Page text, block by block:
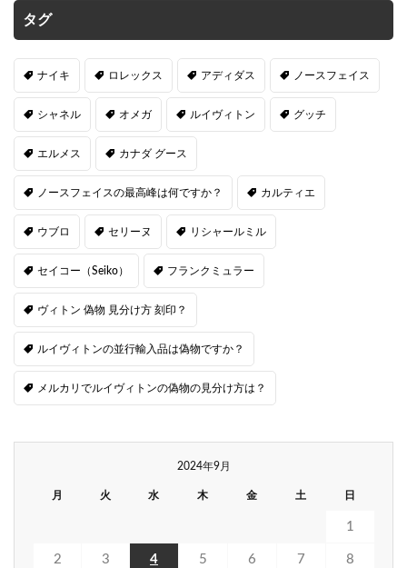
タグ
ナイキ ロレックス アディダス ノースフェイス
シャネル オメガ ルイヴィトン グッチ
エルメス カナダ グース
ノースフェイスの最高峰は何ですか？ カルティエ
ウブロ セリーヌ リシャールミル
セイコー（Seiko） フランクミュラー
ヴィトン 偽物 見分け方 刻印？
ルイヴィトンの並行輸入品は偽物ですか？
メルカリでルイヴィトンの偽物の見分け方は？
2024年9月
月 火 水 木 金 土 日
1
2 3 4 5 6 7 8